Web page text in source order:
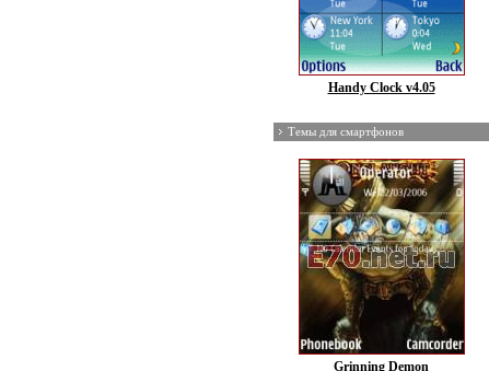
Handy Clock v4.05
Темы для смартфонов
Grinning Demon